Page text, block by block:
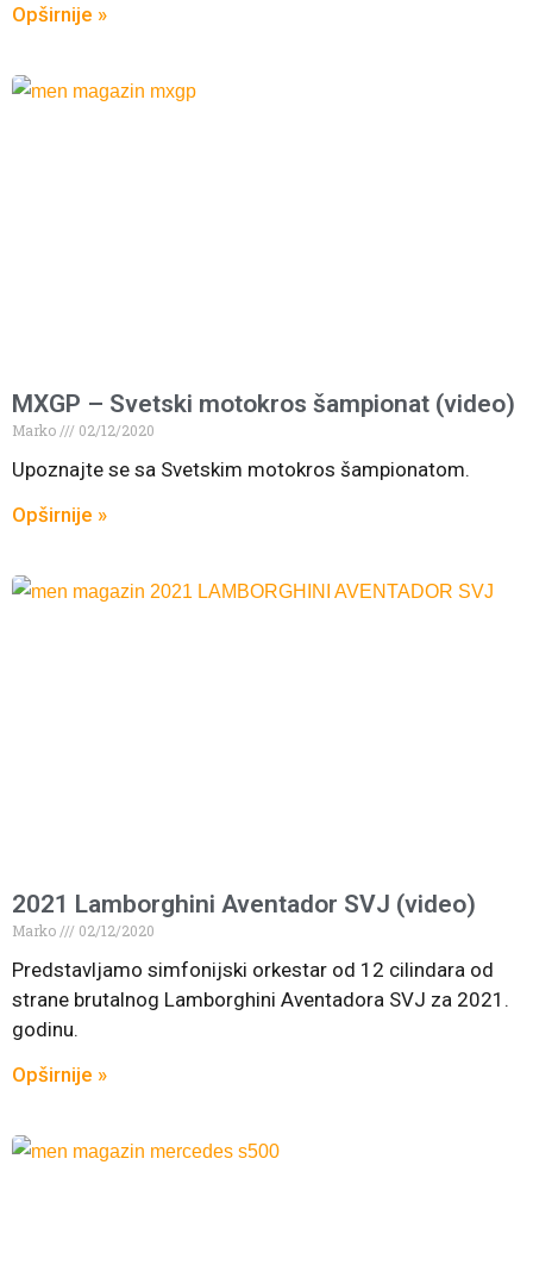
Opširnije »
MXGP – Svetski motokros šampionat (video)
Marko 02/12/2020
Upoznajte se sa Svetskim motokros šampionatom.
Opširnije »
2021 Lamborghini Aventador SVJ (video)
Marko 02/12/2020
Predstavljamo simfonijski orkestar od 12 cilindara od
strane brutalnog Lamborghini Aventadora SVJ za 2021.
godinu.
Opširnije »